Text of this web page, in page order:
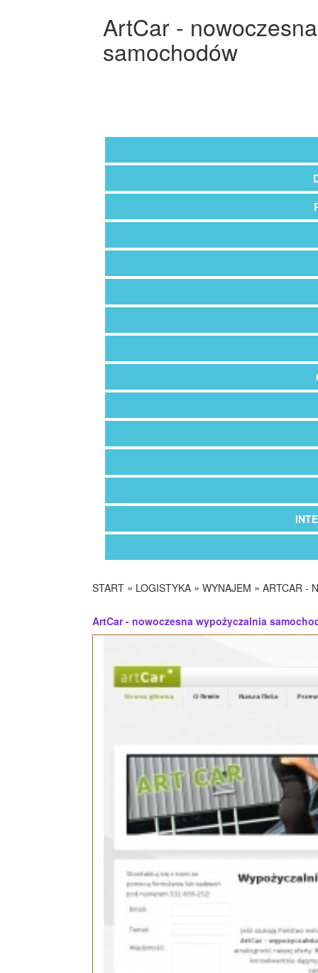
ArtCar -
samochodów
START » LOGISTYKA » WYNAJEM » ARTCAR -
ArtCar - nowoczesna wypożyczalnia